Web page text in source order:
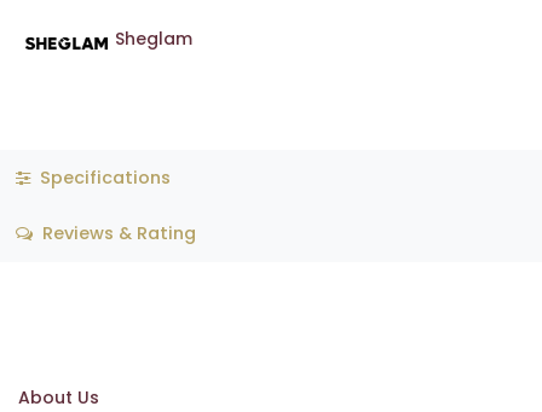
Sheglam
Specifications
Reviews & Rating
About Us